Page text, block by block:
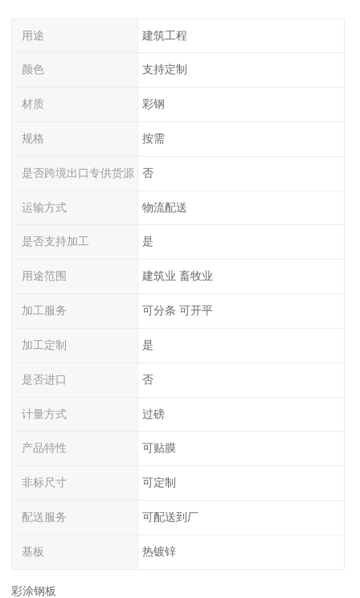
用途 建筑工程
颜色 支持定制
材质 彩钢
规格 按需
是否跨境出口专供货源 否
运输方式 物流配送
是否支持加工 是
用途范围 建筑业 畜牧业
加工服务 可分条 可开平
加工定制 是
是否进口 否
计量方式 过磅
产品特性 可贴膜
非标尺寸 可定制
配送服务 可配送到厂
基板 热镀锌
彩涂钢板